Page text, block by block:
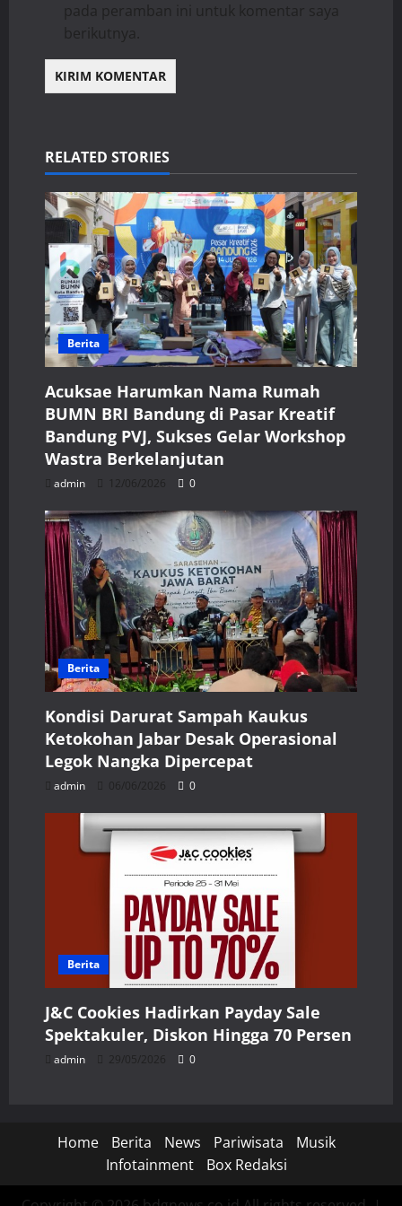
pada peramban ini untuk komentar saya
berikutnya.
RELATED STORIES
Berita
Acuksae Harumkan Nama Rumah
BUMN BRI Bandung di Pasar Kreatif
Bandung PVJ, Sukses Gelar Workshop
Wastra Berkelanjutan
admin 12/06/2026 0
Berita
Kondisi Darurat Sampah Kaukus
Ketokohan Jabar Desak Operasional
Legok Nangka Dipercepat
admin 06/06/2026 0
Berita
J&C Cookies Hadirkan Payday Sale
Spektakuler, Diskon Hingga 70 Persen
admin 29/05/2026 0
Home Berita News Pariwisata
Musik
Infotainment
Box Redaksi